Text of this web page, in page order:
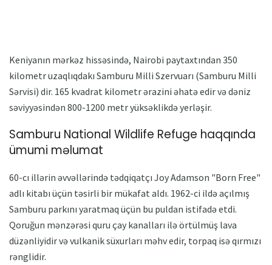
Keniyanın mərkəz hissəsində, Nairobi paytaxtından 350
kilometr uzaqlıqdakı Samburu Milli Szervuarı (Samburu Milli
Sərvisi) dir. 165 kvadrat kilometr ərazini əhatə edir və dəniz
səviyyəsindən 800-1200 metr yüksəklikdə yerləşir.
Samburu National Wildlife Refuge haqqında
ümumi məlumat
60-cı illərin əvvəllərində tədqiqatçı Joy Adamson "Born Free"
adlı kitabı üçün təsirli bir mükafat aldı. 1962-ci ildə açılmış
Samburu parkını yaratmaq üçün bu puldan istifadə etdi.
Qoruğun mənzərəsi quru çay kanalları ilə örtülmüş lava
düzənliyidir və vulkanik süxurları məhv edir, torpaq isə qırmızı
rənglidir.